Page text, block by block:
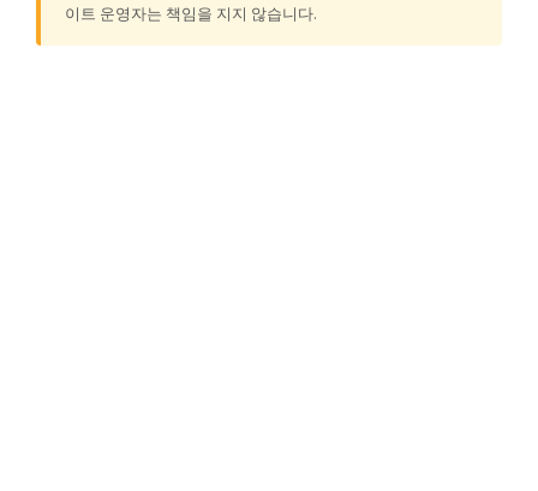
이트 운영자는 책임을 지지 않습니다.